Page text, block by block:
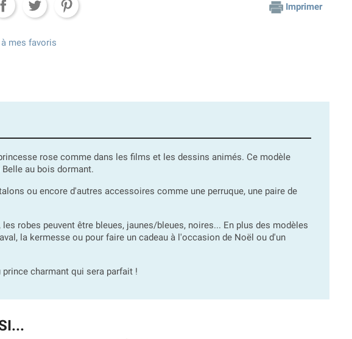
Imprimer
mes favoris
rose comme dans les films et les dessins animés. Ce modèle
au bois dormant.
ou encore d'autres accessoires comme une perruque, une paire de
robes peuvent être bleues, jaunes/bleues, noires... En plus des modèles
la kermesse ou pour faire un cadeau à l'occasion de Noël ou d'un
charmant qui sera parfait !